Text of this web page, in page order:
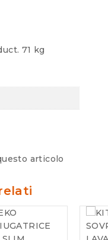
71 kg
articolo